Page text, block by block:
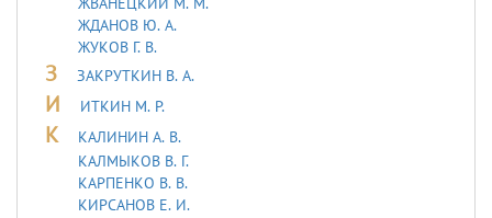
ЖДАНОВ Ю. А.
ЖУКОВ Г. В.
З ЗАКРУТКИН В. А.
И ИТКИН М. Р.
К
КАЛИНИН А. В.
КАЛМЫКОВ В. Г.
КАРПЕНКО В. В.
КИРСАНОВ Е. И.